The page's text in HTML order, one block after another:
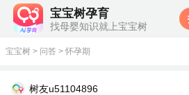
宝宝树孕育
找母婴知识就上宝宝树
宝宝树 > 问答 > 怀孕期
树友u51104896